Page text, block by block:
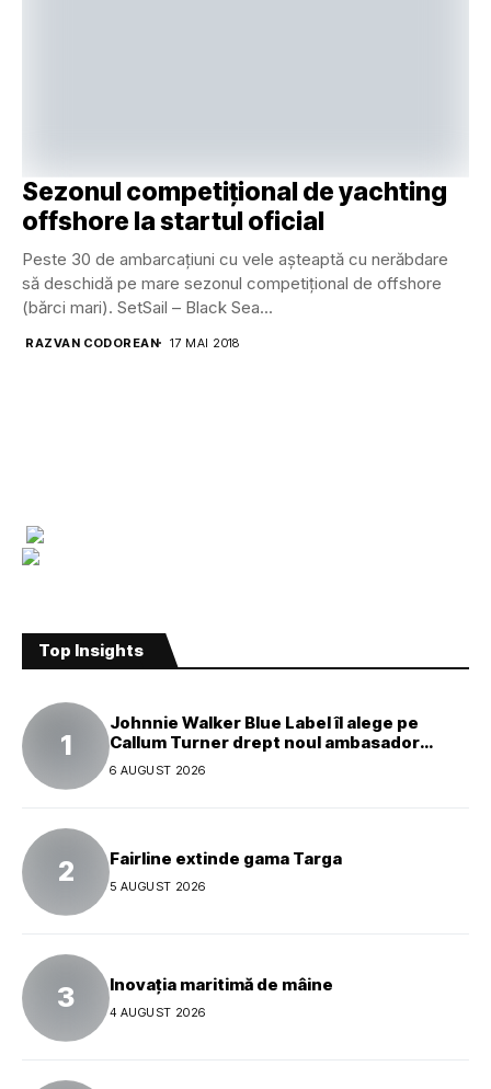
Sezonul competițional de yachting
offshore la startul oficial
Peste 30 de ambarcațiuni cu vele așteaptă cu nerăbdare
să deschidă pe mare sezonul competițional de offshore
(bărci mari). SetSail – Black Sea...
RAZVAN CODOREAN 17 MAI 2018
Top Insights
Johnnie Walker Blue Label îl alege pe
Callum Turner drept noul ambasador
global al mărcii
6 AUGUST 2026
Fairline extinde gama Targa
5 AUGUST 2026
Inovația maritimă de mâine
4 AUGUST 2026